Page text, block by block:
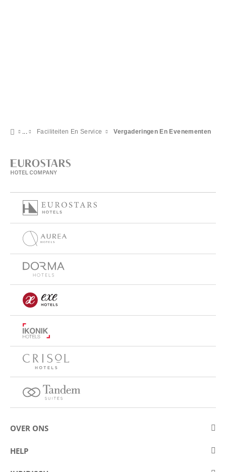
Faciliteiten En Service Vergaderingen En Evenementen
OVER ONS
Over Eurostars Hotel Company
HELP
Contact opnemen